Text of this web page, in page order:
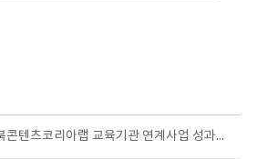
2023 충북콘텐츠코리아랩 교육기관 연계사업 성과공유회 현장